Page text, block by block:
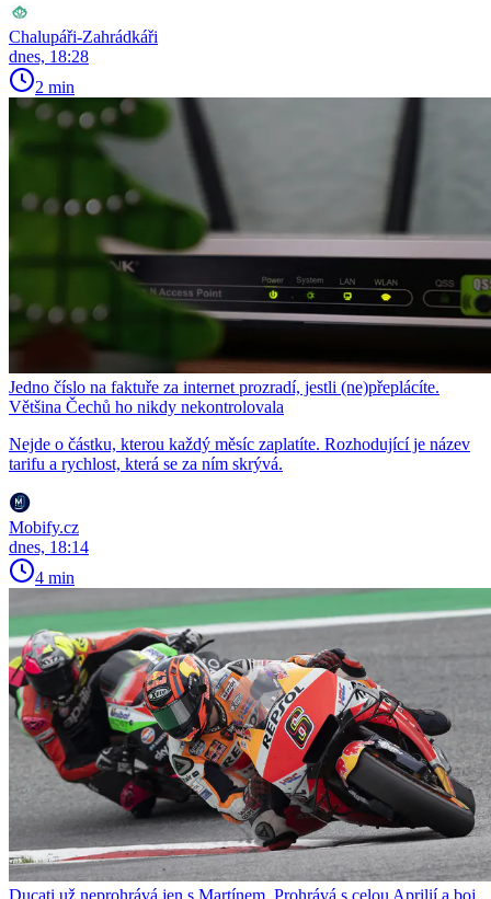
Chalupáři-Zahrádkáři
dnes, 18:28
2 min
Jedno číslo na faktuře za internet prozradí, jestli (ne)přeplácíte.
Většina Čechů ho nikdy nekontrolovala
Nejde o částku, kterou každý měsíc zaplatíte. Rozhodující je název
tarifu a rychlost, která se za ním skrývá.
Mobify.cz
dnes, 18:14
4 min
Ducati už neprohrává jen s Martínem. Prohrává s celou Aprilií a boj